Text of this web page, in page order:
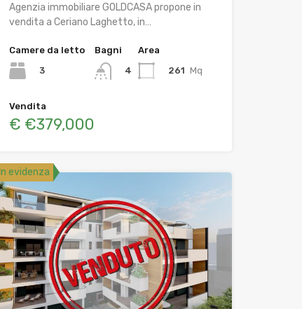
Agenzia immobiliare GOLDCASA propone in
vendita a Ceriano Laghetto, in…
Camere da letto
3
Bagni
4
Area
261 Mq
Vendita
€ €379,000
In evidenza